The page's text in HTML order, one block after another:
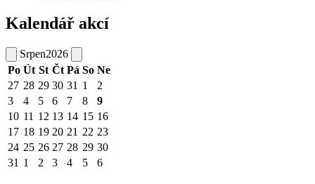
Kalendář akcí
Srpen2026
Po Út St Čt Pá So Ne
27 28 29 30 31 1
2
3
4 5 6 7 8
9
10 11 12 13 14 15 16
17 18 19 20 21 22 23
24 25 26 27 28 29 30
31 1 2 3 4 5 6